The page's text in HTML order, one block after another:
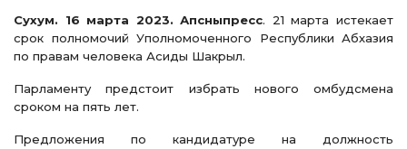
Сухум. 16 марта 2023. Апсныпресс. 21 марта истекает
срок полномочий Уполномоченного Республики Абхазия
по правам человека Асиды Шакрыл.
Парламенту предстоит избрать нового омбудсмена
сроком на пять лет.
Предложения по кандидатуре на должность